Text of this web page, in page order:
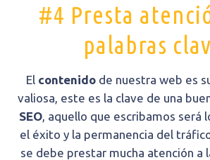
#4 Presta
palabras
El contenido de nuestra web es
valiosa, este es la clave de una
SEO, aquello que escribamos será
el éxito y la permanencia del
se debe prestar mucha atención a